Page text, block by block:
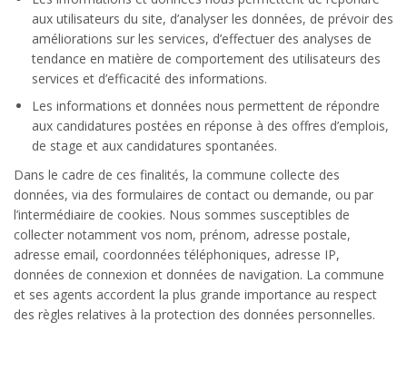
aux utilisateurs du site, d’analyser les données, de prévoir des
améliorations sur les services, d’effectuer des analyses de
tendance en matière de comportement des utilisateurs des
services et d’efficacité des informations.
Les informations et données nous permettent de répondre
aux candidatures postées en réponse à des offres d’emplois,
de stage et aux candidatures spontanées.
Dans le cadre de ces finalités, la commune collecte des
données, via des formulaires de contact ou demande, ou par
l’intermédiaire de cookies. Nous sommes susceptibles de
collecter notamment vos nom, prénom, adresse postale,
adresse email, coordonnées téléphoniques, adresse IP,
données de connexion et données de navigation. La commune
et ses agents accordent la plus grande importance au respect
des règles relatives à la protection des données personnelles.